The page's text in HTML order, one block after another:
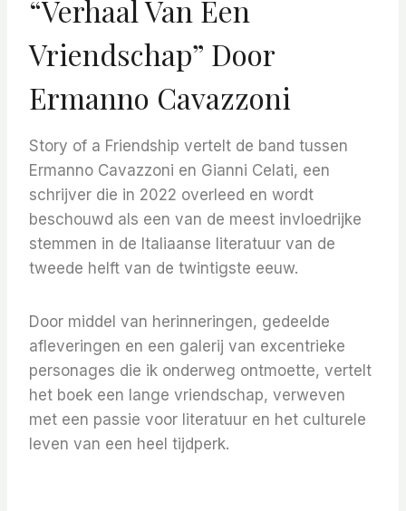
“Verhaal Van Een
Vriendschap” Door
Ermanno Cavazzoni
Story of a Friendship vertelt de band tussen
Ermanno Cavazzoni en Gianni Celati, een
schrijver die in 2022 overleed en wordt
beschouwd als een van de meest invloedrijke
stemmen in de Italiaanse literatuur van de
tweede helft van de twintigste eeuw.
Door middel van herinneringen, gedeelde
afleveringen en een galerij van excentrieke
personages die ik onderweg ontmoette, vertelt
het boek een lange vriendschap, verweven
met een passie voor literatuur en het culturele
leven van een heel tijdperk.